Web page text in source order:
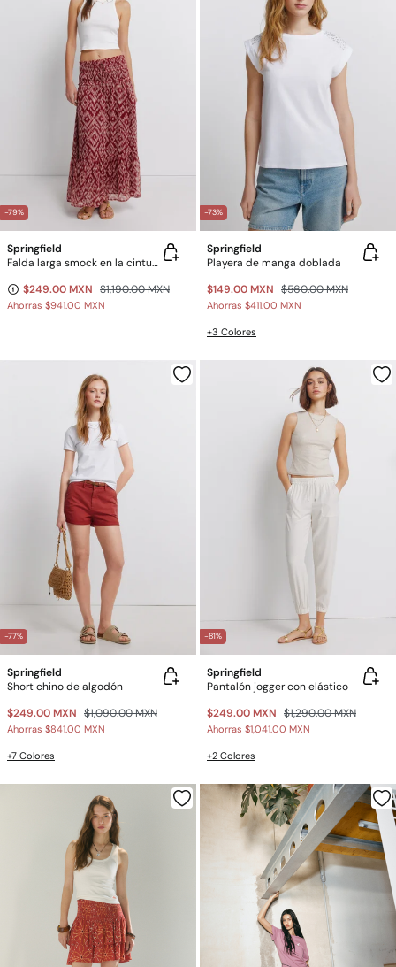
-79%
Springfield
Falda larga smock en la cintura
$249.00 MXN $1,190.00 MXN
Ahorras $941.00 MXN
-73%
Springfield
Playera de manga doblada
$149.00 MXN $560.00 MXN
Ahorras $411.00 MXN
+3 Colores
-77%
Springfield
Short chino de algodón
$249.00 MXN $1,090.00 MXN
Ahorras $841.00 MXN
+7 Colores
-81%
Springfield
Pantalón jogger con elástico
$249.00 MXN $1,290.00 MXN
Ahorras $1,041.00 MXN
+2 Colores